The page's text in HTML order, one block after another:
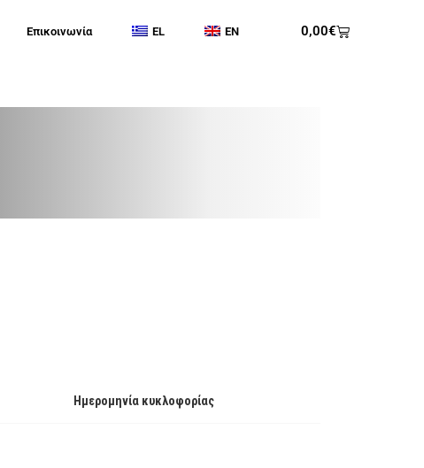
Επικοινωνία EL EN 0,00€
Ημερομηνία κυκλοφορίας